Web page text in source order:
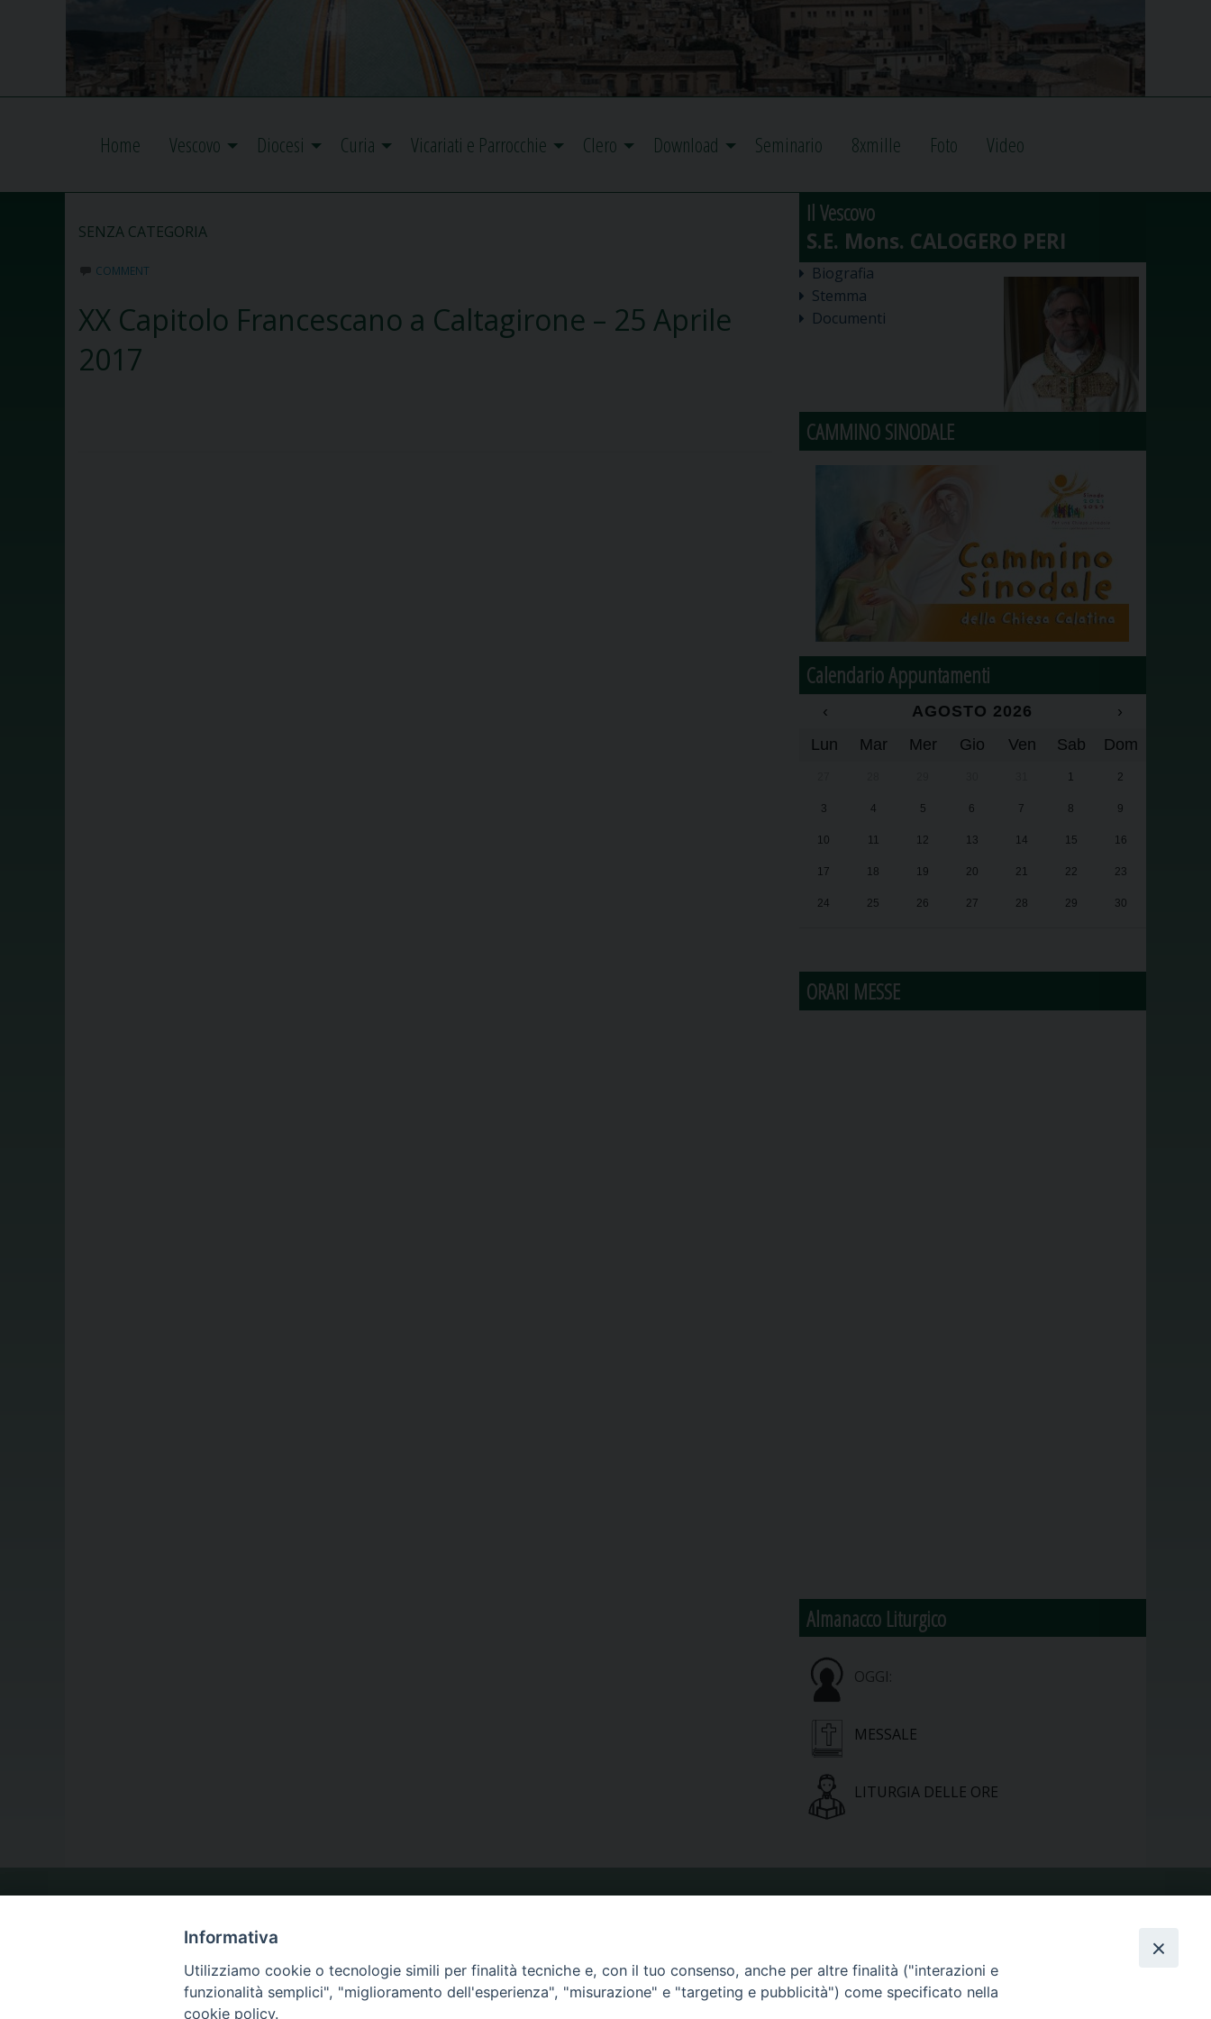
Home Vescovo Diocesi Curia Vicariati e Parrocchie Clero Download Seminario 8xmille Foto Video
SENZA CATEGORIA
COMMENT
XX Capitolo Francescano a Caltagirone – 25 Aprile
2017
Il Vescovo
Biografia
Stemma
Documenti
CAMMINO SINODALE
Calendario Appuntamenti
‹ AGOSTO 2026
›
Lun
Mar Mer Gio Ven Sab Dom
1 2
3 4 5 6 7 8 9
10 11 12 13 14 15 16
17 18 19 20 21 22 23
24 25 26 27 28 29 30
ORARI MESSE
Almanacco Liturgico
OGGI:
MESSALE
LITURGIA DELLE ORE
LA NOSTRA DIOCESI
IL VESCOVO
CALENDARIO PASTORALE
PHOTOGALLERY
Informativa
Utilizziamo cookie o tecnologie simili per finalità tecniche e, con il tuo consenso, anche per altre finalità ("interazioni e
funzionalità semplici", "miglioramento dell'esperienza", "misurazione" e "targeting e pubblicità") come specificato nella
cookie policy.